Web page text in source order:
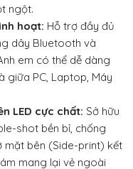
ngột.
hoạt: Hỗ trợ đầy đủ
dây Bluetooth và
em có thể dễ dàng
giữa PC, Laptop, Máy
LED cực chất: Sở hữu
shot bền bỉ, chống
mặt bên (Side-print) kết
mang lại vẻ ngoài